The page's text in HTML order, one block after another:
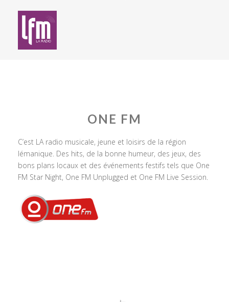
ONE FM
C’est LA radio musicale, jeune et loisirs de la région
lémanique. Des hits, de la bonne humeur, des jeux, des
bons plans locaux et des événements festifs tels que One
FM Star Night, One FM Unplugged et One FM Live Session.